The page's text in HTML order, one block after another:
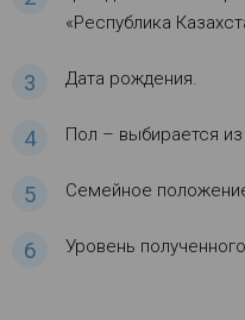
«Республика
Дата рождения.
Пол – выбирается
Семейное
Уровень